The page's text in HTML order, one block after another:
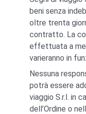
beni senza
oltre trenta
contratto. La
effettuata a
varieranno in
Nessuna
potrà essere
viaggio S.r.l. in
dell’Ordine o